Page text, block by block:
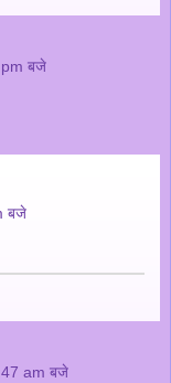
बजे
बजे
am बजे